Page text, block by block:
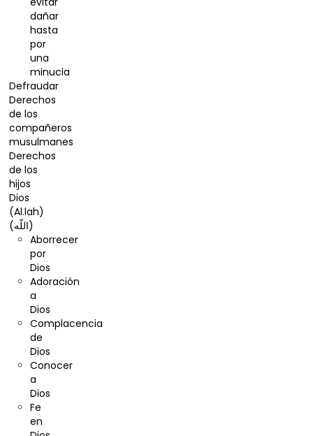
dañar
hasta
por
una
minucia
Defraudar
Derechos
de los
compañeros
musulmanes
Derechos
de los
hijos
Dios
(Al.lah)
(اللّه)
Aborrecer
por
Dios
Adoración
a
Dios
Complacencia
de
Dios
Conocer
a
Dios
Fe
en